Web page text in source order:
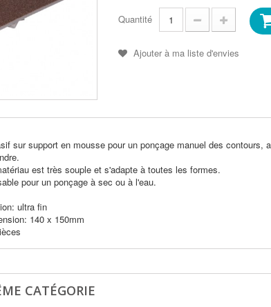
Quantité
Ajouter à ma liste d'envies
sur support en mousse pour un ponçage manuel des contours,
est très souple et s'adapte à toutes les formes.
pour un ponçage à sec ou à l'eau.
ultra fin
140 x 150mm
CATÉGORIE